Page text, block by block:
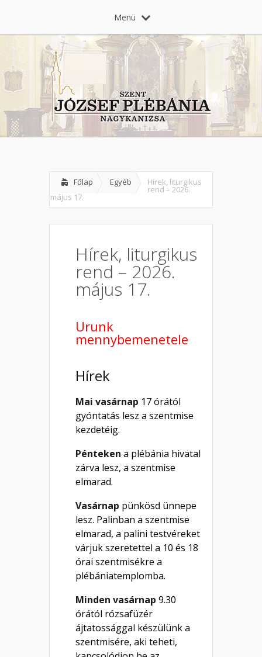
Menü
Főlap Egyéb Hírek, liturgikus
rend – 2026.
május 17.
Hírek, liturgikus
rend – 2026.
május 17.
Urunk
mennybemenetele
Hírek
Mai vasárnap 17 órától
gyóntatás lesz a szentmise
kezdetéig.
Pénteken a plébánia hivatal
zárva lesz, a szentmise
elmarad.
Vasárnap pünkösd ünnepe
lesz. Palinban a szentmise
elmarad, a palini testvéreket
várjuk szeretettel a 10 és 18
órai szentmisékre a
plébániatemplomba.
Minden vasárnap 9.30
órától rózsafüzér
ájtatossággal készülünk a
szentmisére, aki teheti,